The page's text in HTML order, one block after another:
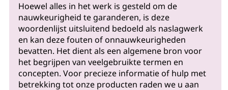
Hoewel alles in het werk is gesteld om de
nauwkeurigheid te garanderen, is deze
woordenlijst uitsluitend bedoeld als naslagwerk
en kan deze fouten of onnauwkeurigheden
bevatten. Het dient als een algemene bron voor
het begrijpen van veelgebruikte termen en
concepten. Voor precieze informatie of hulp met
betrekking tot onze producten raden we u aan